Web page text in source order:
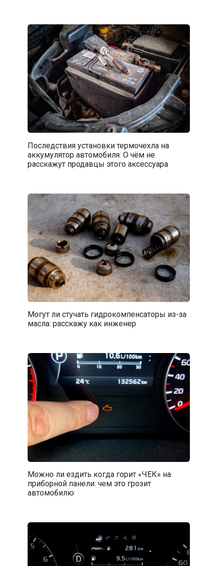
Последствия установки термочехла на
аккумулятор автомобиля: О чём не
расскажут продавцы этого аксессуара
Могут ли стучать гидрокомпенсаторы из-за
масла: расскажу как инженер
Можно ли ездить когда горит «ЧЕК» на
приборной панели: чем это грозит
автомобилю